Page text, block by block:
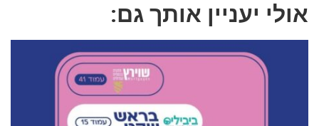
אולי יעניין אותך גם: